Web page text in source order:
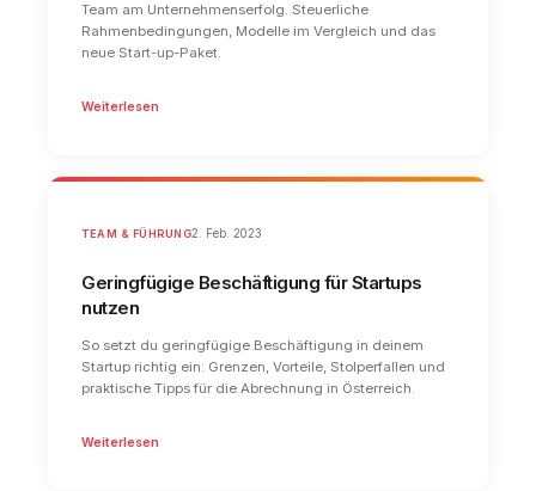
Team am Unternehmenserfolg. Steuerliche
Rahmenbedingungen, Modelle im Vergleich und das
neue Start-up-Paket.
Weiterlesen
TEAM & FÜHRUNG2. Feb. 2023
Geringfügige Beschäftigung für Startups
nutzen
So setzt du geringfügige Beschäftigung in deinem
Startup richtig ein: Grenzen, Vorteile, Stolperfallen und
praktische Tipps für die Abrechnung in Österreich.
Weiterlesen